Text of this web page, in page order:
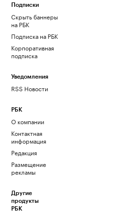
Подписки
Скрыть баннеры
на РБК
Подписка на РБК
Корпоративная
подписка
Уведомления
RSS Новости
РБК
О компании
Контактная
информация
Редакция
Размещение
рекламы
Другие
продукты
РБК